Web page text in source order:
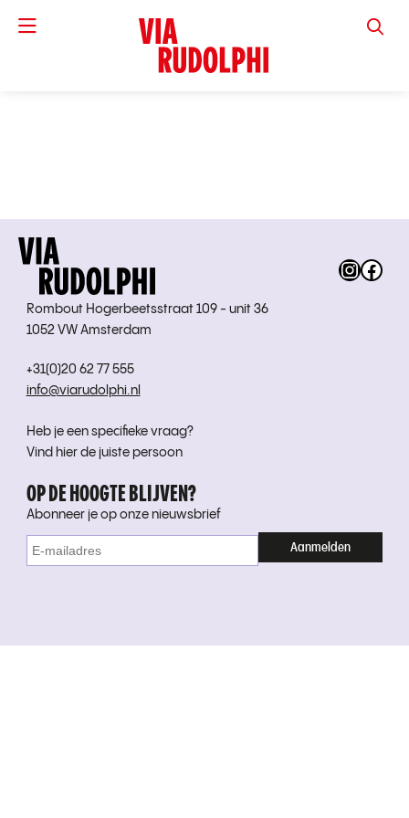
VIA
Rombout Hogerbeetsstraat 109 - unit 36
1052 VW Amsterdam
+31(0)20 62 77 555
info@viarudolphi.nl
Heb je een specifieke vraag?
Vind hier de juiste persoon
OP DE HOOGTE BLIJVEN?
Abonneer je op onze nieuwsbrief